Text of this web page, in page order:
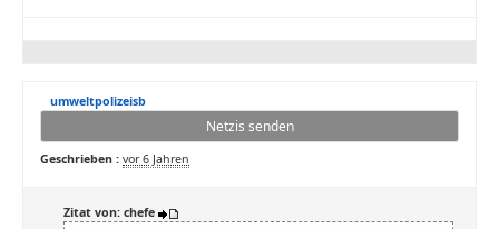
umweltpolizeisb
Netzis senden
Geschrieben : vor 6 Jahren
Zitat von: chefe